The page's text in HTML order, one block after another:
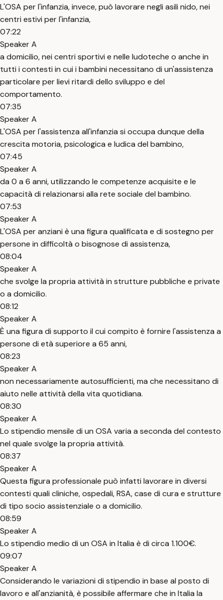
L'OSA per l'infanzia, invece, può lavorare negli asili nido, nei
centri estivi per l'infanzia,
07:22
Speaker A
a domicilio, nei centri sportivi e nelle ludoteche o anche in
tutti i contesti in cui i bambini necessitano di un'assistenza
particolare per lievi ritardi dello sviluppo e del
comportamento.
07:35
Speaker A
L'OSA per l'assistenza all'infanzia si occupa dunque della
crescita motoria, psicologica e ludica del bambino,
07:45
Speaker A
da 0 a 6 anni, utilizzando le competenze acquisite e le
capacità di relazionarsi alla rete sociale del bambino.
07:53
Speaker A
L'OSA per anziani è una figura qualificata e di sostegno per
persone in difficoltà o bisognose di assistenza,
08:04
Speaker A
che svolge la propria attività in strutture pubbliche e private
o a domicilio.
08:12
Speaker A
È una figura di supporto il cui compito è fornire l'assistenza a
persone di età superiore a 65 anni,
08:23
Speaker A
non necessariamente autosufficienti, ma che necessitano di
aiuto nelle attività della vita quotidiana.
08:30
Speaker A
Lo stipendio mensile di un OSA varia a seconda del contesto
nel quale svolge la propria attività.
08:37
Speaker A
Questa figura professionale può infatti lavorare in diversi
contesti quali cliniche, ospedali, RSA, case di cura e strutture
di tipo socio assistenziale o a domicilio.
08:59
Speaker A
Lo stipendio medio di un OSA in Italia è di circa 1.100€.
09:07
Speaker A
Considerando le variazioni di stipendio in base al posto di
lavoro e all'anzianità, è possibile affermare che in Italia la